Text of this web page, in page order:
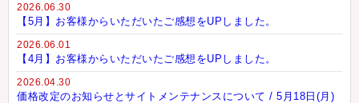
2026.06.30
【5月】お客様からいただいたご感想をUPしました。
2026.06.01
【4月】お客様からいただいたご感想をUPしました。
2026.04.30
価格改定のお知らせとサイトメンテナンスについて / 5月18日(月)